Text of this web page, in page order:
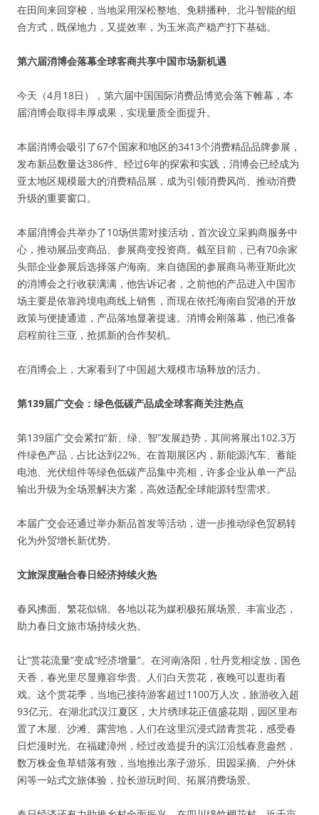
在田间来回穿梭，当地采用深松整地、免耕播种、北斗智能的组
合方式，既保地力，又提效率，为玉米高产稳产打下基础。
第六届消博会落幕全球客商共享中国市场新机遇
今天（4月18日），第六届中国国际消费品博览会落下帷幕，本
届消博会取得丰厚成果，实现量质全面提升。
本届消博会吸引了67个国家和地区的3413个消费精品品牌参展，
发布新品数量达386件。经过6年的探索和实践，消博会已经成为
亚太地区规模最大的消费精品展，成为引领消费风尚、推动消费
升级的重要窗口。
本届消博会共举办了10场供需对接活动，首次设立采购商服务中
心，推动展品变商品、参展商变投资商。截至目前，已有70余家
头部企业参展后选择落户海南。来自德国的参展商马蒂亚斯此次
的消博会之行收获满满，他告诉记者，之前他的产品进入中国市
场主要是依靠跨境电商线上销售，而现在依托海南自贸港的开放
政策与便捷通道，产品落地显著提速。消博会刚落幕，他已准备
启程前往三亚，抢抓新的合作契机。
在消博会上，大家看到了中国超大规模市场释放的活力。
第139届广交会：绿色低碳产品成全球客商关注热点
第139届广交会紧扣“新、绿、智”发展趋势，其间将展出102.3万
件绿色产品，占比达到22%。在首期展区内，新能源汽车、蓄能
电池、光伏组件等绿色低碳产品集中亮相，许多企业从单一产品
输出升级为全场景解决方案，高效适配全球能源转型需求。
本届广交会还通过举办新品首发等活动，进一步推动绿色贸易转
化为外贸增长新优势。
文旅深度融合春日经济持续火热
春风拂面、繁花似锦。各地以花为媒积极拓展场景、丰富业态，
助力春日文旅市场持续火热。
让“赏花流量”变成“经济增量”。在河南洛阳，牡丹竞相绽放，国色
天香，春光里尽显雍容华贵。人们白天赏花，夜晚可以逛街看
戏。这个赏花季，当地已接待游客超过1100万人次，旅游收入超
93亿元。在湖北武汉江夏区，大片绣球花正值盛花期，园区里布
置了木屋、沙滩、露营地，人们在这里沉浸式踏青赏花，感受春
日烂漫时光。在福建漳州，经过改造提升的滨江沿线春意盎然，
数万株金鱼草错落有致，当地推出亲子游乐、田园采摘、户外休
闲等一站式文旅体验，拉长游玩时间、拓展消费场景。